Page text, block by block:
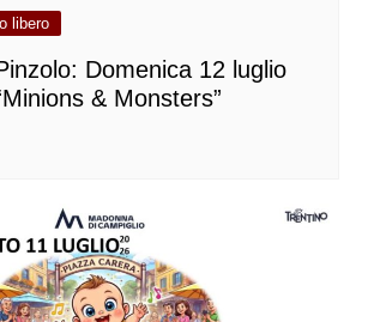
libero
Domenica 12 luglio
& Monsters”